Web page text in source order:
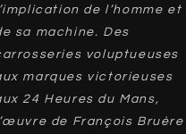
de l’homme et
sa machine. Des
voluptueuses
marques victorieuses
24 Heures du Mans,
de François Bruère